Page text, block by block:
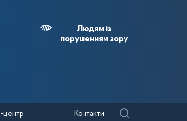
Людям із
порушенням зору
центр Контакти